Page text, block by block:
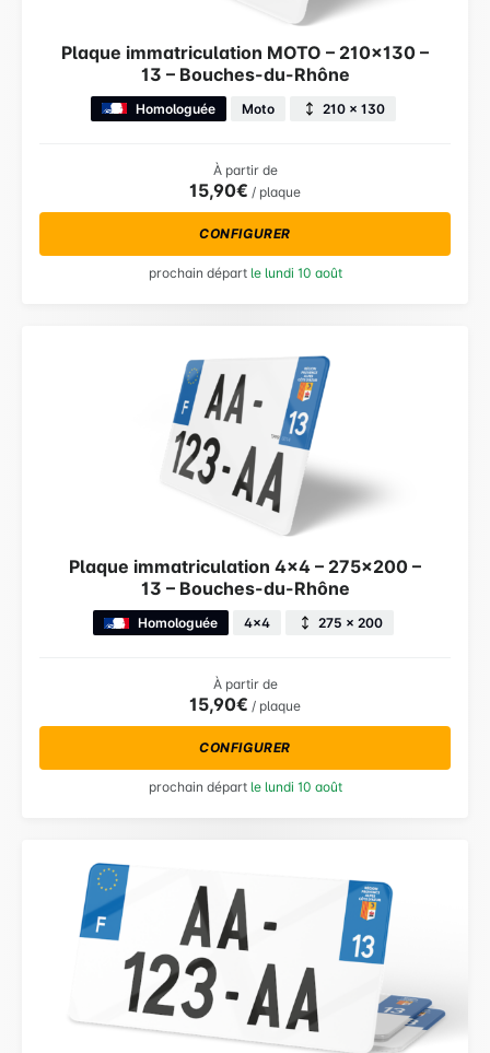
Plaque immatriculation MOTO – 210×130 –
13 – Bouches-du-Rhône
Homologuée Moto 210 × 130
À partir de
15,90€ / plaque
CONFIGURER
prochain départ le lundi 10 août
Plaque immatriculation 4×4 – 275×200 –
13 – Bouches-du-Rhône
Homologuée 4x4 275 × 200
À partir de
15,90€ / plaque
CONFIGURER
prochain départ le lundi 10 août